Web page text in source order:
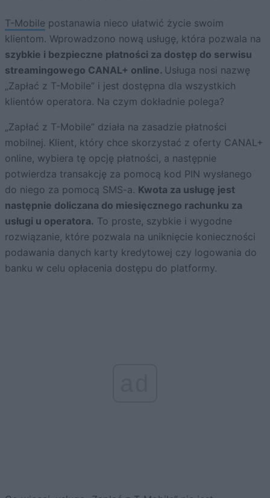
T-Mobile postanawia nieco ułatwić życie swoim
klientom. Wprowadzono nową usługę, która pozwala na
szybkie i bezpieczne płatności za dostęp do serwisu
streamingowego CANAL+ online. Usługa nosi nazwę
„Zapłać z T-Mobile” i jest dostępna dla wszystkich
klientów operatora. Na czym dokładnie polega?
„Zapłać z T-Mobile” działa na zasadzie płatności
mobilnej. Klient, który chce skorzystać z oferty CANAL+
online, wybiera tę opcję płatności, a następnie
potwierdza transakcję za pomocą kod PIN wysłanego
do niego za pomocą SMS-a. Kwota za usługę jest
następnie doliczana do miesięcznego rachunku za
usługi u operatora. To proste, szybkie i wygodne
rozwiązanie, które pozwala na uniknięcie konieczności
podawania danych karty kredytowej czy logowania do
banku w celu opłacenia dostępu do platformy.